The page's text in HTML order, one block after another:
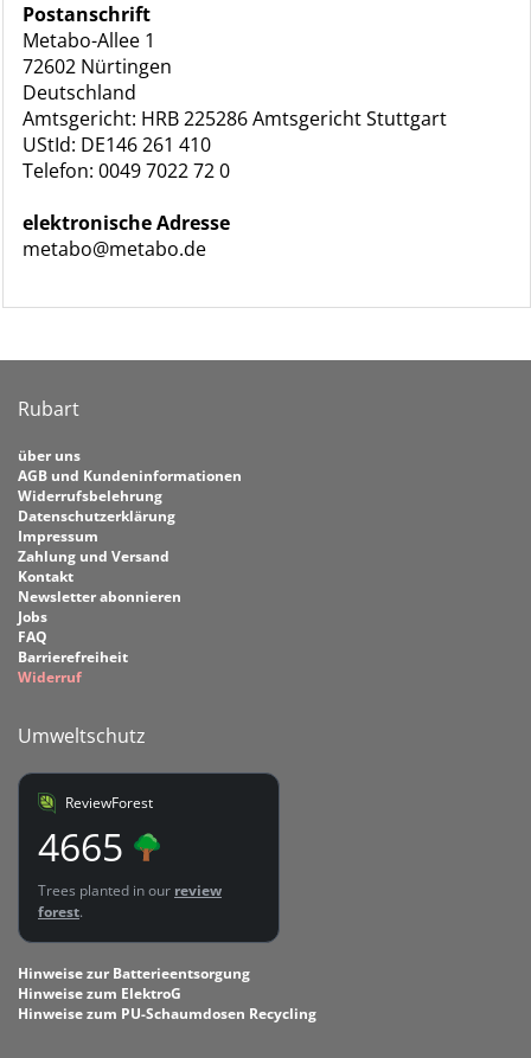
Postanschrift
Metabo-Allee 1
72602 Nürtingen
Deutschland
Amtsgericht: HRB 225286 Amtsgericht Stuttgart
UStId: DE146 261 410
Telefon: 0049 7022 72 0
elektronische Adresse
metabo@metabo.de
Rubart
über uns
AGB und Kundeninformationen
Widerrufsbelehrung
Datenschutzerklärung
Impressum
Zahlung und Versand
Kontakt
Newsletter abonnieren
Jobs
FAQ
Barrierefreiheit
Widerruf
Umweltschutz
ReviewForest
4665
Trees planted in our review
forest.
Hinweise zur Batterieentsorgung
Hinweise zum ElektroG
Hinweise zum PU-Schaumdosen Recycling